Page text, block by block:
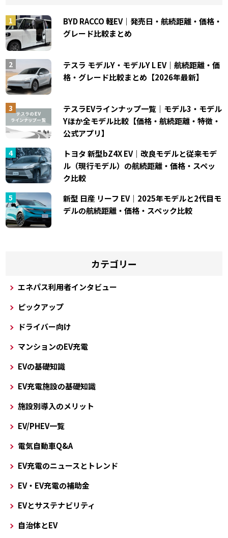
BYD RACCO 軽EV｜発売日・航続距離・価格・
グレード比較まとめ
テスラ モデルY・モデルY L EV｜航続距離・価
格・グレード比較まとめ【2026年最新】
テスラEVラインナップ一覧｜モデル3・モデル
Yほか全モデル比較【価格・航続距離・特徴・
公式アプリ】
トヨタ 新型bZ4X EV｜改良モデルと従来モデ
ル（現行モデル）の航続距離・価格・スペッ
ク比較
新型 日産 リーフ EV｜2025年モデルと2代目モ
デルの航続距離・価格・スペック比較
カテゴリー
エネパス利用者インタビュー
ピックアップ
ドライバー向け
マンションのEV充電
EVの基礎知識
EV充電施設の基礎知識
施設別導入のメリット
EV/PHEV一覧
電気自動車Q&A
EV充電のニュースとトレンド
EV・EV充電の補助金
EVとサステナビリティ
自治体とEV